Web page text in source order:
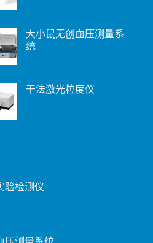
大小鼠无创血压测量系
统
干法激光粒度仪
验检测仪